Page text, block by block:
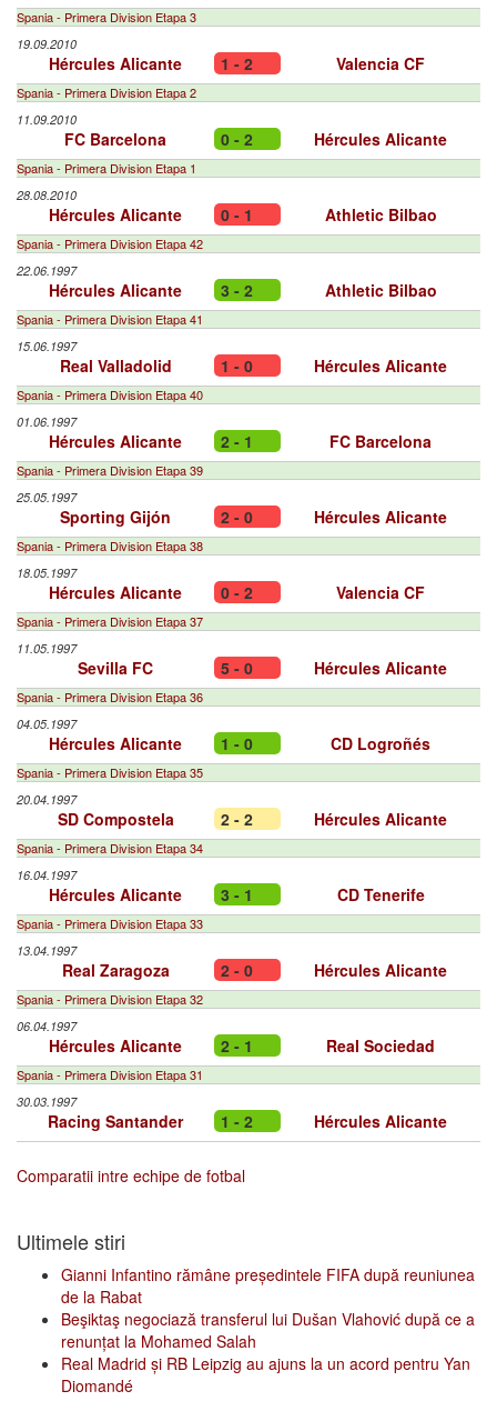
Spania - Primera Division Etapa 3
19.09.2010
Hércules Alicante 1 - 2 Valencia CF
Spania - Primera Division Etapa 2
11.09.2010
FC Barcelona 0 - 2 Hércules Alicante
Spania - Primera Division Etapa 1
28.08.2010
Hércules Alicante 0 - 1 Athletic Bilbao
Spania - Primera Division Etapa 42
22.06.1997
Hércules Alicante 3 - 2 Athletic Bilbao
Spania - Primera Division Etapa 41
15.06.1997
Real Valladolid 1 - 0 Hércules Alicante
Spania - Primera Division Etapa 40
01.06.1997
Hércules Alicante 2 - 1 FC Barcelona
Spania - Primera Division Etapa 39
25.05.1997
Sporting Gijón 2 - 0 Hércules Alicante
Spania - Primera Division Etapa 38
18.05.1997
Hércules Alicante 0 - 2 Valencia CF
Spania - Primera Division Etapa 37
11.05.1997
Sevilla FC 5 - 0 Hércules Alicante
Spania - Primera Division Etapa 36
04.05.1997
Hércules Alicante 1 - 0 CD Logroñés
Spania - Primera Division Etapa 35
20.04.1997
SD Compostela 2 - 2 Hércules Alicante
Spania - Primera Division Etapa 34
16.04.1997
Hércules Alicante 3 - 1 CD Tenerife
Spania - Primera Division Etapa 33
13.04.1997
Real Zaragoza 2 - 0 Hércules Alicante
Spania - Primera Division Etapa 32
06.04.1997
Hércules Alicante 2 - 1 Real Sociedad
Spania - Primera Division Etapa 31
30.03.1997
Racing Santander 1 - 2 Hércules Alicante
Comparatii intre echipe de fotbal
Ultimele stiri
Gianni Infantino rămâne președintele FIFA după reuniunea
de la Rabat
Beşiktaş negociază transferul lui Dušan Vlahović după ce a
renunțat la Mohamed Salah
Real Madrid și RB Leipzig au ajuns la un acord pentru Yan
Diomandé